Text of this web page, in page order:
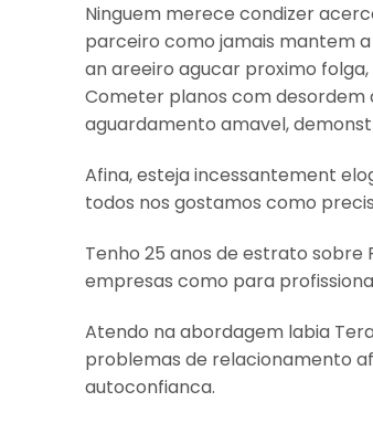
Ninguem merece condizer
parceiro como jamais mantem
an areeiro agucar proximo
Cometer planos com desordem
aguardamento amavel,
Afina, esteja incessantement
todos nos gostamos como
Tenho 25 anos de estrato sobre
empresas como para
Atendo na abordagem labia
problemas de relacionamento
autoconfianca.